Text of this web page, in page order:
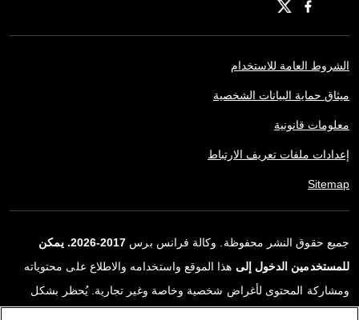
الشروط العامة للاستخدام
ميثاق حماية البيانات الشخصية
معلومات قانونية
إعدادات ملفات تعريف الارتباط
Sitemap
جميع حقوق النشر محفوظة. وكالة فرانس برس
2017-2026. يمكن
للمستخدمين الدخول إلى هذا الموقع واستخدامه والاطلاع على محتوياته
ومشاركة المحتوى لأغراض شخصية وخاصة وغير تجارية. يُحظر بشكل